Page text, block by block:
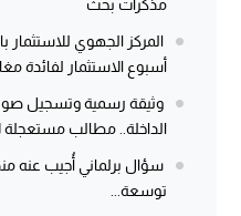
مذكرات بحث
المركز الجهوي للاستثمار
أسبوع الاستثمار لفائدة
وثيقة رسمية وتسجيل
الداخلة.. مطالب مستعجلة
توسعة...